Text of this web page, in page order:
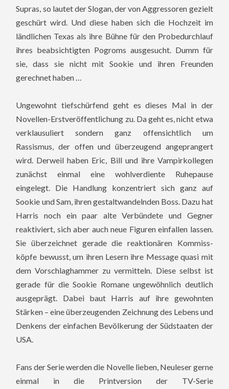
Supras, so lautet der Slogan, der von Aggressoren gezielt
geschürt wird. Und diese haben sich die Hochzeit im
ländlichen Texas als ihre Bühne für den Probedurchlauf
ihres beabsichtigten Pogroms ausgesucht. Dumm für
sie, dass sie nicht mit Sookie und ihren Freunden
gerechnet haben …
Ungewohnt tiefschürfend geht es dieses Mal in der
Novellen-Erstveröffentlichung zu. Da geht es, nicht etwa
verklausuliert sondern ganz offensichtlich um
Rassismus, der offen und überzeugend angeprangert
wird. Derweil haben Eric, Bill und ihre Vampirkollegen
zunächst einmal eine wohlverdiente Ruhepause
eingelegt. Die Handlung konzentriert sich ganz auf
Sookie und Sam, ihren gestaltwandelnden Boss. Dazu hat
Harris noch ein paar alte Verbündete und Gegner
reaktiviert, sich aber auch neue Figuren einfallen lassen.
Sie überzeichnet gerade die reaktionären Kommiss-
köpfe bewusst, um ihren Lesern ihre Message quasi mit
dem Vorschlaghammer zu vermitteln. Diese selbst ist
gerade für die Sookie Romane ungewöhnlich deutlich
ausgeprägt. Dabei baut Harris auf ihre gewohnten
Stärken – eine überzeugenden Zeichnung des Lebens und
Denkens der einfachen Bevölkerung der Südstaaten der
USA.
Fans der Serie werden die Novelle lieben, Neuleser gerne
einmal in die Printversion der TV-Serie